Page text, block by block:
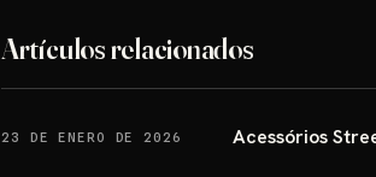
Artículos relacionados
23 DE ENERO DE 2026 Acessórios